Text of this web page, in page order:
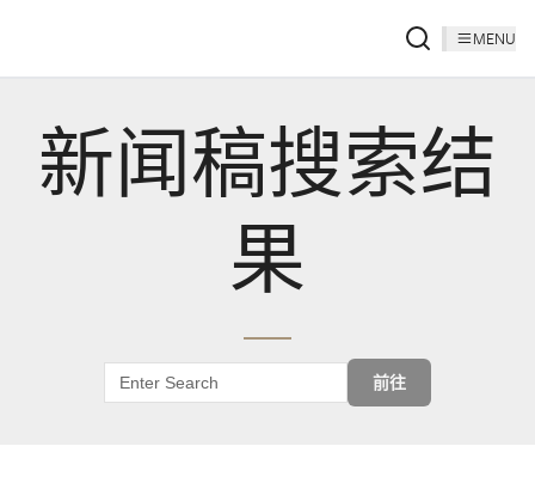
MENU
新闻稿搜索结
果
前往